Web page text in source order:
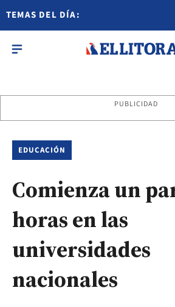
TEMAS DEL DÍA:
PUBLICIDAD
EDUCACIÓN
Comienza un
horas en las
universidades
nacionales